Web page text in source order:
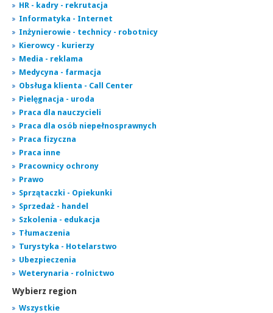
HR - kadry - rekrutacja
Informatyka - Internet
Inżynierowie - technicy - robotnicy
Kierowcy - kurierzy
Media - reklama
Medycyna - farmacja
Obsługa klienta - Call Center
Pielęgnacja - uroda
Praca dla nauczycieli
Praca dla osób niepełnosprawnych
Praca fizyczna
Praca inne
Pracownicy ochrony
Prawo
Sprzątaczki - Opiekunki
Sprzedaż - handel
Szkolenia - edukacja
Tłumaczenia
Turystyka - Hotelarstwo
Ubezpieczenia
Weterynaria - rolnictwo
Wybierz region
Wszystkie